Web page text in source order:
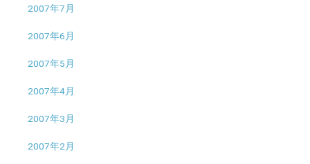
2007年7月
2007年6月
2007年5月
2007年4月
2007年3月
2007年2月